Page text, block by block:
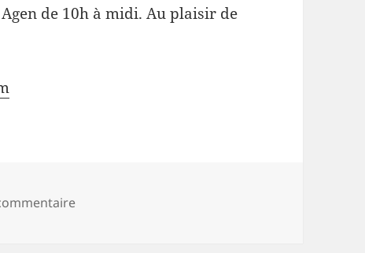
de 10h à midi. Au plaisir de
sur Dernier café des signes Agen 2026